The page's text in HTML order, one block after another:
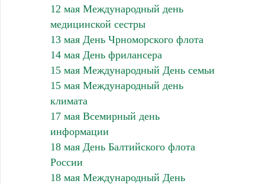
12 мая Международный день
медицинской сестры
13 мая День Чрноморского флота
14 мая День фрилансера
15 мая Международный День семьи
15 мая Международный день
климата
17 мая Всемирный день
информации
18 мая День Балтийского флота
России
18 мая Международный День